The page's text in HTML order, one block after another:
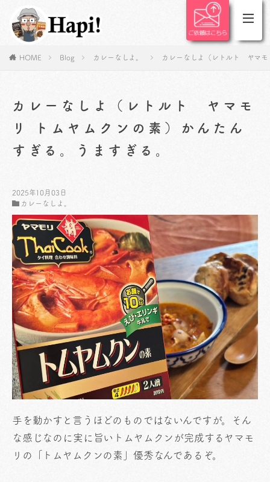
HOME Blog カレーなしよ。 カレーなしよ（レトルト ヤマモ
カレーなしよ（レトルト ヤマモ
リ トムヤムクンの素）かんたん
すぎる。うますぎる。
2025年10月03日
カレーなしよ。
手を動かすと言うほどのものではないんですが。そん
な感じなのに実に旨いトムヤムクンが完成するヤマモ
リの「トムヤムクンの素」優秀なんであるぞ。